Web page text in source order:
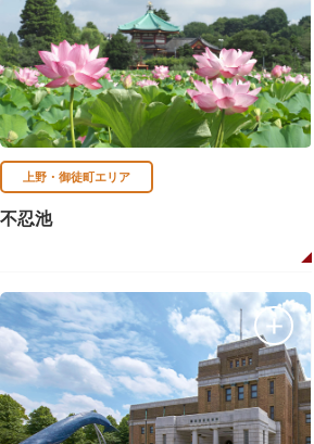
上野・御徒町エリア
不忍池